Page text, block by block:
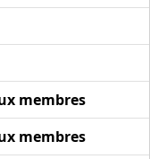
membres
membres